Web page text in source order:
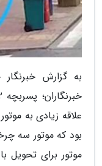
به گزارش
علاقه زیادی به
بود که موتور سه
موتور برای تحویل